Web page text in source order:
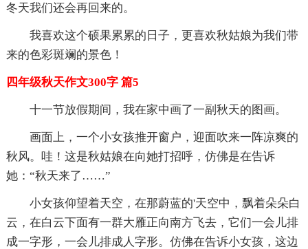
冬天我们还会再回来的。
我喜欢这个硕果累累的日子，更喜欢秋姑娘为我们带
来的色彩斑斓的景色！
四年级秋天作文300字 篇5
十一节放假期间，我在家中画了一副秋天的图画。
画面上，一个小女孩推开窗户，迎面吹来一阵凉爽的
秋风。哇！这是秋姑娘在向她打招呼，仿佛是在告诉
她：“秋天来了……”
小女孩仰望着天空，在那蔚蓝的'天空中，飘着朵朵白
云，在白云下面有一群大雁正向南方飞去，它们一会儿排
成一字形，一会儿排成人字形。仿佛在告诉小女孩，这边